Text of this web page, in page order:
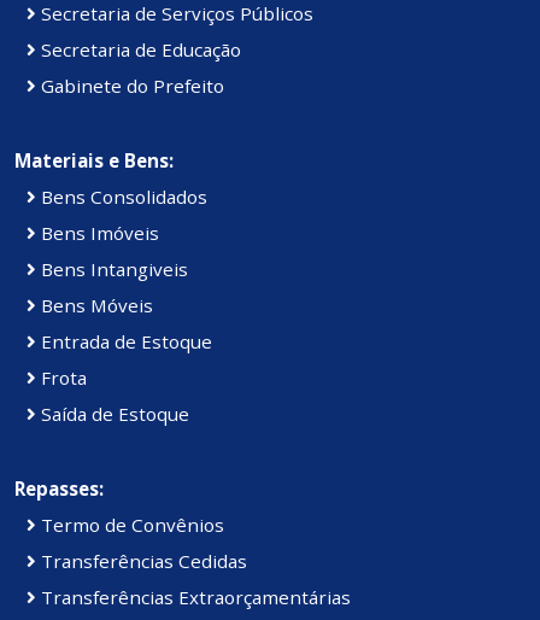
Secretaria de Serviços Públicos
Secretaria de Educação
Gabinete do Prefeito
Materiais e Bens:
Bens Consolidados
Bens Imóveis
Bens Intangiveis
Bens Móveis
Entrada de Estoque
Frota
Saída de Estoque
Repasses:
Termo de Convênios
Transferências Cedidas
Transferências Extraorçamentárias